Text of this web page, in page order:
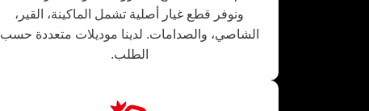
ونوفر قطع غيار أصلية تشمل الماكينة، القير،
الشاصي، والصدامات. لدينا موديلات متعددة حسب
الطلب.